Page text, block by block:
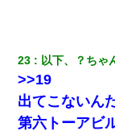
23 以下、？ちゃ
>>19
出てこないん
第六トーアビ